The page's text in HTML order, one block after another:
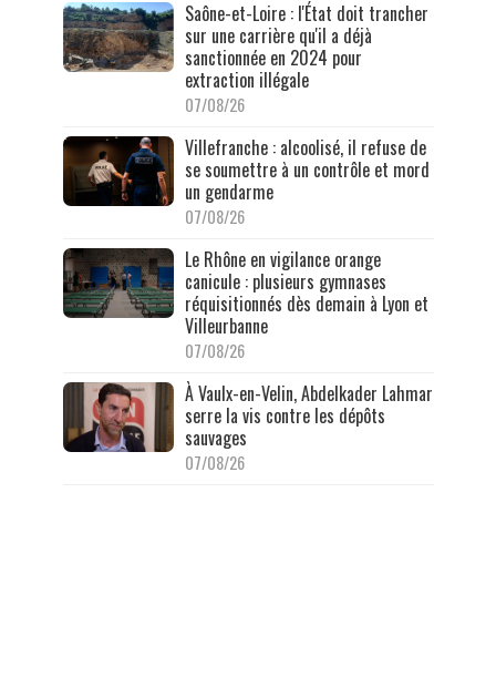
Saône-et-Loire : l'État doit trancher
sur une carrière qu'il a déjà
sanctionnée en 2024 pour
extraction illégale
07/08/26
Villefranche : alcoolisé, il refuse de
se soumettre à un contrôle et mord
un gendarme
07/08/26
Le Rhône en vigilance orange
canicule : plusieurs gymnases
réquisitionnés dès demain à Lyon et
Villeurbanne
07/08/26
À Vaulx-en-Velin, Abdelkader Lahmar
serre la vis contre les dépôts
sauvages
07/08/26